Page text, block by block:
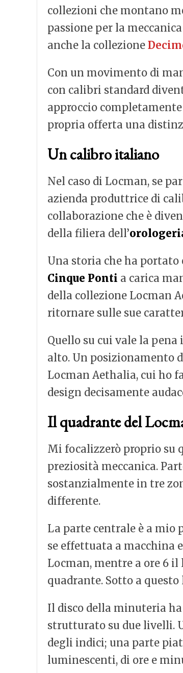
collezioni che montano
passione per la
anche la collezione
Con un movimento di
con calibri standard
approccio
propria offerta una
Un calibro italiano
Nel caso di Locman, se
azienda produttrice di
collaborazione che è
della filiera dell’
Una storia che ha
Cinque Ponti a carica
della collezione Locman
ritornare sulle sue
Quello su cui vale la
alto. Un posizionamento
Locman Aethalia, cui ho
design decisamente
Il quadrante del
Mi focalizzerò proprio su
preziosità meccanica.
sostanzialmente in tre
differente.
La parte centrale è a mio
se effettuata a macchina
Locman, mentre a ore 6 il
quadrante. Sotto a
Il disco della minuteria
strutturato su due livelli.
degli indici; una parte
luminescenti, di ore e